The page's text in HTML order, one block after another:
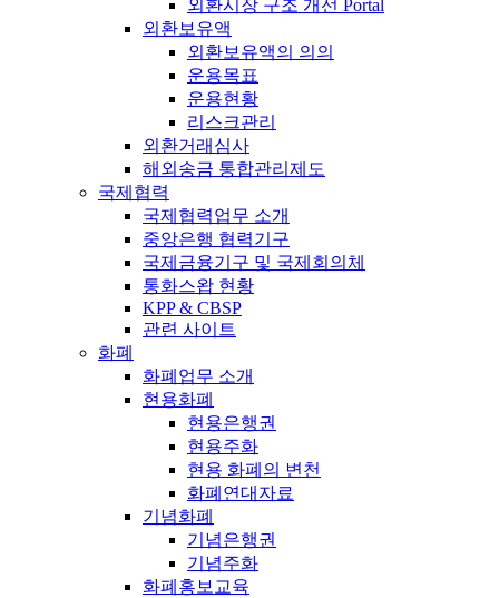
외환시장 구조 개선 Portal
외환보유액
외환보유액의 의의
운용목표
운용현황
리스크관리
외환거래심사
해외송금 통합관리제도
국제협력
국제협력업무 소개
중앙은행 협력기구
국제금융기구 및 국제회의체
통화스왑 현황
KPP & CBSP
관련 사이트
화폐
화폐업무 소개
현용화폐
현용은행권
현용주화
현용 화폐의 변천
화폐연대자료
기념화폐
기념은행권
기념주화
화폐홍보교육